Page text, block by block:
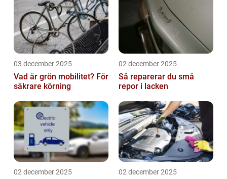
03 december 2025
Vad är grön mobilitet? För
säkrare körning
02 december 2025
Så reparerar du små
repor i lacken
02 december 2025 02 december 2025